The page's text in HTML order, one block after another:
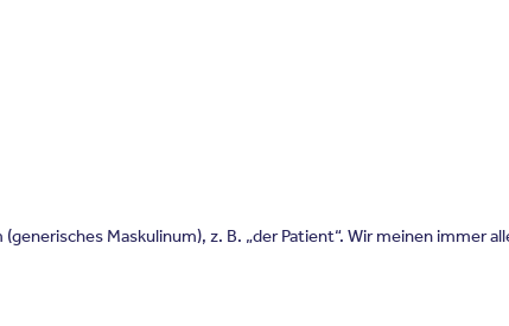
Maskulinum), z. B. „der Patient“. Wir meinen immer